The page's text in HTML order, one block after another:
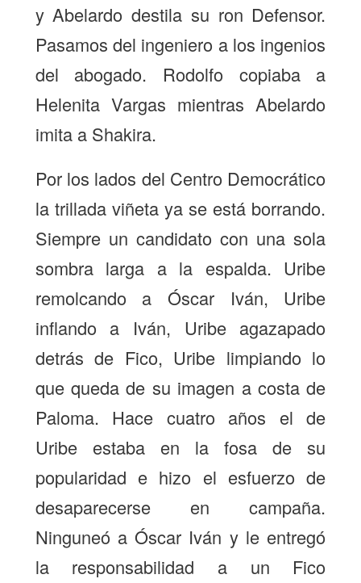
y Abelardo destila su ron Defensor.
Pasamos del ingeniero a los ingenios
del abogado. Rodolfo copiaba a
Helenita Vargas mientras Abelardo
imita a Shakira.
Por los lados del Centro Democrático
la trillada viñeta ya se está borrando.
Siempre un candidato con una sola
sombra larga a la espalda. Uribe
remolcando a Óscar Iván, Uribe
inflando a Iván, Uribe agazapado
detrás de Fico, Uribe limpiando lo
que queda de su imagen a costa de
Paloma. Hace cuatro años el de
Uribe estaba en la fosa de su
popularidad e hizo el esfuerzo de
desaparecerse en campaña.
Ninguneó a Óscar Iván y le entregó
la responsabilidad a un Fico